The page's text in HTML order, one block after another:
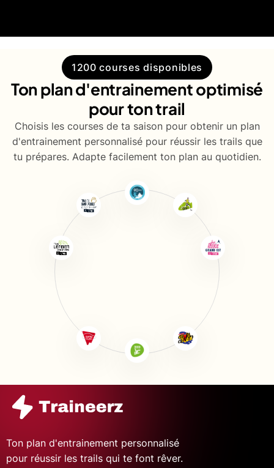
1200 courses disponibles
Ton plan d'entrainement optimisé
pour ton trail
Choisis les courses de ta saison pour obtenir un plan
d'entrainement personnalisé pour réussir les trails que
tu prépares. Adapte facilement ton plan au quotidien.
Ton plan d'entrainement personnalisé
pour réussir les trails qui te font rêver.